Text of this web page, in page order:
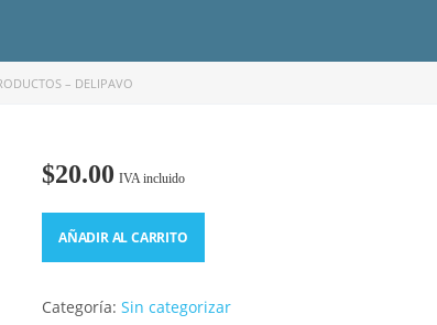
– DELIPAVO
$20.00 IVA incluido
AÑADIR AL CARRITO
Categoría: Sin categorizar